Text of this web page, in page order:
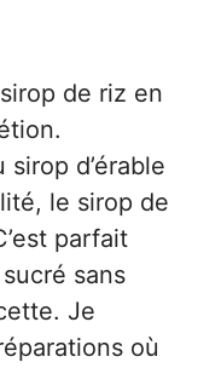
de riz en
d’érable
le sirop de
parfait
sans
Je
où